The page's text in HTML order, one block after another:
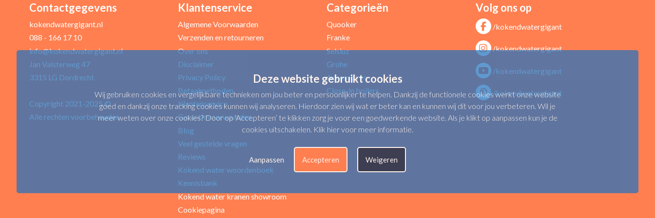
Uw naam * Uw e-mailadres *
Uw recensie *
Contactgegevens
kokendwatergigant.nl
088 - 166 17 10
info@kokendwatergigant.nl
Jan Valsterweg 47
3315 LG Dordrecht
Copyright 2021-2025 ©
Alle rechten voorbehouden
Klantenservice
Algemene Voorwaarden
Verzenden en retourneren
Over ons
Disclaimer
Privacy Policy
Betaalmethoden
Klantenservice
Garantievoorwaarden
Blog
Veel gestelde vragen
Reviews
Kokend water woordenboek
Kennisbank
Kokend water kranen showroom
Cookiepagina
Categorieën
Quooker
Franke
Selsiuz
Grohe
Accessoires
Close-in boilers
Volg ons op
/kokendwatergigant
/kokendwatergigant
/kokendwatergigant
/kokendwatergigant
Deze website gebruikt cookies
Wij gebruiken cookies en vergelijkbare technieken om jou beter en persoonlijker te helpen. Dankzij de functionele cookies werkt onze website
goed en dankzij onze tracking cookies kunnen wij analyseren. Hierdoor zien wij wat er beter kan en kunnen wij dit voor jou verbeteren. Wil je
meer weten over onze cookies? Door op ‘Accepteren’ te klikken zorg je voor een goedwerkende website. Als je klikt op aanpassen kun je de
cookies uitschakelen. Klik hier voor meer informatie.
Aanpassen Accepteren Weigeren